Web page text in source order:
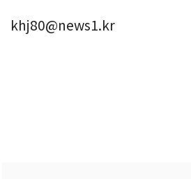
khj80@news1.kr